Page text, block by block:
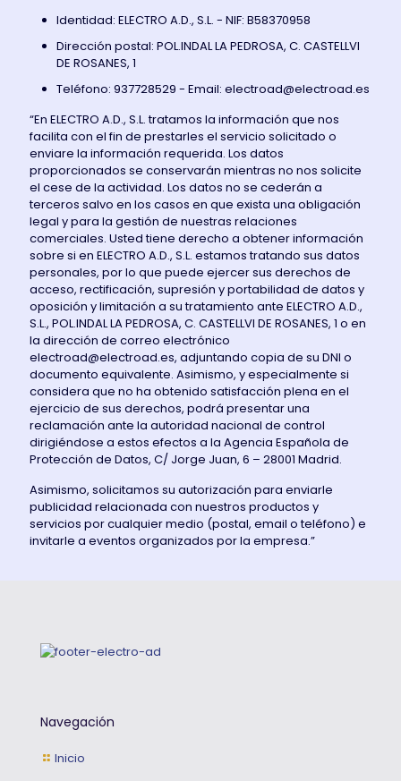
Identidad: ELECTRO A.D., S.L. - NIF: B58370958
Dirección postal: POL.INDAL LA PEDROSA, C. CASTELLVI
DE ROSANES, 1
Teléfono: 937728529 - Email: electroad@electroad.es
“En ELECTRO A.D., S.L. tratamos la información que nos
facilita con el fin de prestarles el servicio solicitado o
enviare la información requerida. Los datos
proporcionados se conservarán mientras no nos solicite
el cese de la actividad. Los datos no se cederán a
terceros salvo en los casos en que exista una obligación
legal y para la gestión de nuestras relaciones
comerciales. Usted tiene derecho a obtener información
sobre si en ELECTRO A.D., S.L. estamos tratando sus datos
personales, por lo que puede ejercer sus derechos de
acceso, rectificación, supresión y portabilidad de datos y
oposición y limitación a su tratamiento ante ELECTRO A.D.,
S.L., POL.INDAL LA PEDROSA, C. CASTELLVI DE ROSANES, 1 o en
la dirección de correo electrónico
electroad@electroad.es, adjuntando copia de su DNI o
documento equivalente. Asimismo, y especialmente si
considera que no ha obtenido satisfacción plena en el
ejercicio de sus derechos, podrá presentar una
reclamación ante la autoridad nacional de control
dirigiéndose a estos efectos a la Agencia Española de
Protección de Datos, C/ Jorge Juan, 6 – 28001 Madrid.
Asimismo, solicitamos su autorización para enviarle
publicidad relacionada con nuestros productos y
servicios por cualquier medio (postal, email o teléfono) e
invitarle a eventos organizados por la empresa.”
Navegación
Inicio